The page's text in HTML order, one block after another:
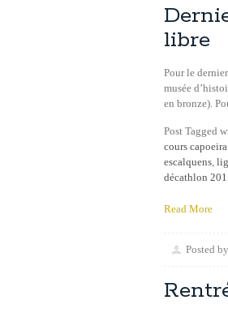
libre
Pour le
musée
en bronze).
Post Tagged
cours
escalquens
décathlon
Read More
Posted by